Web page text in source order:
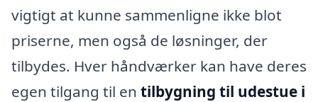
vigtigt at kunne sammenligne ikke blot
priserne, men også de løsninger, der
tilbydes. Hver håndværker kan have deres
egen tilgang til en tilbygning til udestue i